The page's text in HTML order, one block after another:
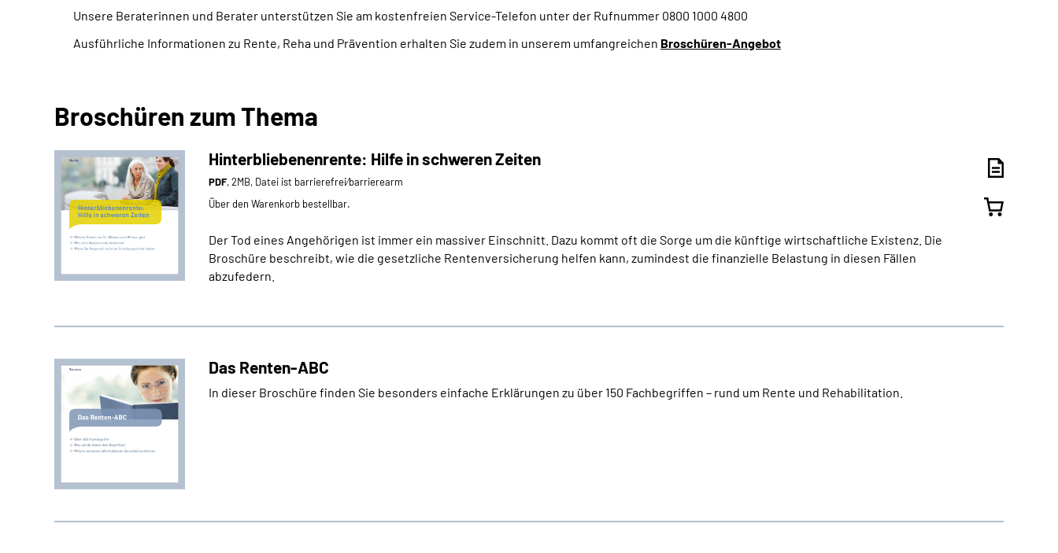
Unsere Beraterinnen und Berater unterstützen Sie am kostenfreien Service-Telefon unter der Rufnummer 0800 1000 4800
Ausführliche Informationen zu Rente, Reha und Prävention erhalten Sie zudem in unserem umfangreichen Broschüren-Angebot
Broschüren zum Thema
Hinterbliebenenrente: Hilfe in schweren Zeiten
PDF, 2MB, Datei ist barrierefrei⁄barrierearm
Über den Warenkorb bestellbar.
Der Tod eines Angehörigen ist immer ein massiver Einschnitt. Dazu kommt oft die Sorge um die künftige wirtschaftliche Existenz. Die
Broschüre beschreibt, wie die gesetzliche Rentenversicherung helfen kann, zumindest die finanzielle Belastung in diesen Fällen
abzufedern.
Das Renten-ABC
In dieser Broschüre finden Sie besonders einfache Erklärungen zu über 150 Fachbegriffen – rund um Rente und Rehabilitation.